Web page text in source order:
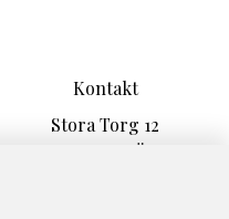
Kontakt
Stora Torg 12
24130 ESLÖV